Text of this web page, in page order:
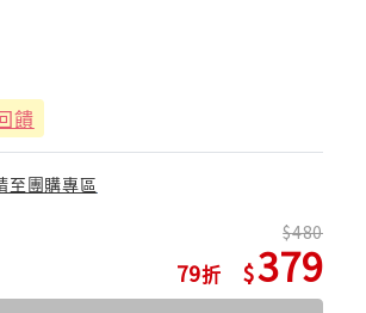
饋
至團購專區
79
480
379